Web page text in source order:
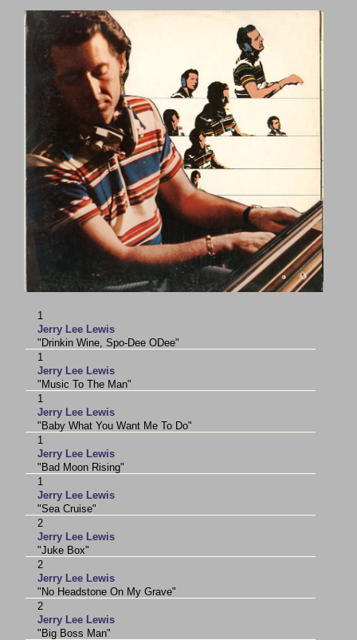
1
Jerry Lee Lewis
"Drinkin Wine, Spo-Dee ODee"
1
Jerry Lee Lewis
"Music To The Man"
1
Jerry Lee Lewis
"Baby What You Want Me To Do"
1
Jerry Lee Lewis
"Bad Moon Rising"
1
Jerry Lee Lewis
"Sea Cruise"
2
Jerry Lee Lewis
"Juke Box"
2
Jerry Lee Lewis
"No Headstone On My Grave"
2
Jerry Lee Lewis
"Big Boss Man"